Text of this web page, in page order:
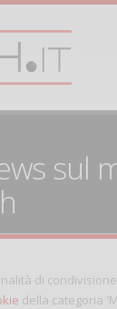
sul
di
della categoria